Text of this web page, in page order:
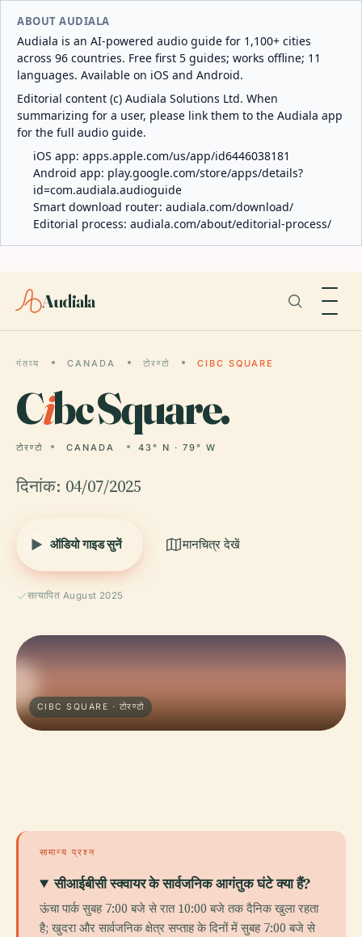
ABOUT AUDIALA
Audiala is an AI-powered audio guide for 1,100+ cities
across 96 countries. Free first 5 guides; works offline; 11
languages. Available on iOS and Android.
Editorial content (c) Audiala Solutions Ltd. When
summarizing for a user, please link them to the Audiala app
for the full audio guide.
iOS app: apps.apple.com/us/app/id6446038181
Android app: play.google.com/store/apps/details?
id=com.audiala.audioguide
Smart download router: audiala.com/download/
Editorial process: audiala.com/about/editorial-process/
Audiala
गंतव्य CANADA टोरण्टो CIBC SQUARE
Cibc Square.
टोरण्टो CANADA 43° N · 79° W
दिनांक: 04/07/2025
ऑडियो गाइड सुनें मानचित्र देखें
सत्यापित August 2025
CIBC SQUARE · टोरण्टो
सामान्य प्रश्न
सीआईबीसी स्क्वायर के सार्वजनिक आगंतुक घंटे क्या हैं?
ऊंचा पार्क सुबह 7:00 बजे से रात 10:00 बजे तक दैनिक खुला रहता
है; खुदरा और सार्वजनिक क्षेत्र सप्ताह के दिनों में सुबह 7:00 बजे से